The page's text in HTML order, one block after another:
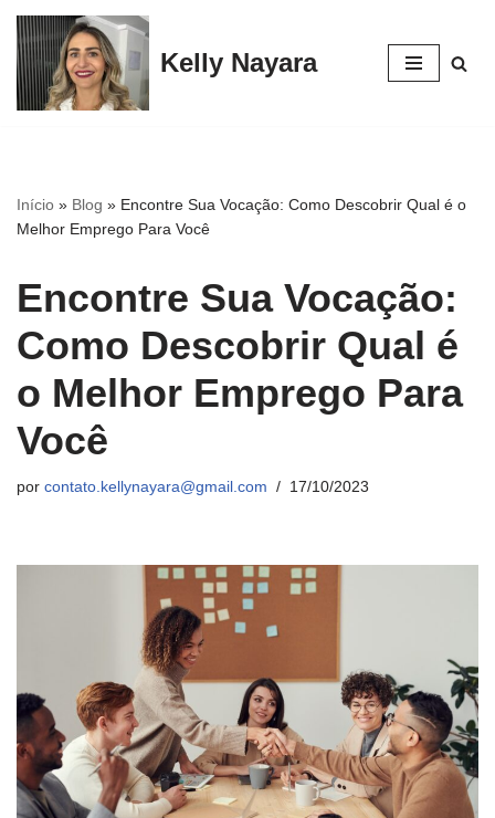
Pular
para
o
Kelly Nayara
Início » Blog » Encontre Sua Vocação: Como Descobrir Qual é o
Melhor Emprego Para Você
Encontre Sua Vocação:
Como Descobrir Qual é
o Melhor Emprego Para
Você
por contato.kellynayara@gmail.com 17/10/2023